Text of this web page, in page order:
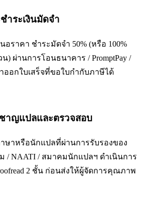
ำระเงินมัดจำ
อราคา ชำระมัดจำ 50% (หรือ 100%
) ผ่านการโอนธนาคาร / PromptPay /
ออกใบเสร็จที่ขอใบกำกับภาษีได้
าญแปลและตรวจสอบ
ษาหรือนักแปลที่ผ่านการรับรองของ
/ NAATI / สมาคมนักแปลฯ ดำเนินการ
2 ชั้น ก่อนส่งให้ผู้จัดการคุณภาพ